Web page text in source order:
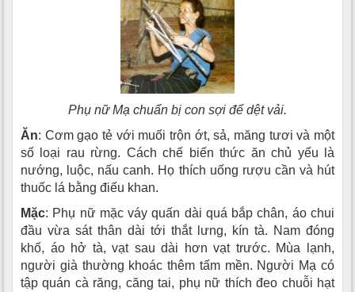
Phụ nữ Mạ chuẩn bị con sợi để dệt vải.
Ăn: Cơm gạo tẻ với muối trộn ớt, sả, măng tươi và một
số loại rau rừng. Cách chế biến thức ăn chủ yếu là
nướng, luộc, nấu canh. Họ thích uống rượu cần và hút
thuốc lá bằng điếu khan.
Mặc: Phụ nữ mặc váy quấn dài quá bắp chân, áo chui
đầu vừa sát thân dài tới thắt lưng, kín tà. Nam đóng
khố, áo hở tà, vạt sau dài hơn vạt trước. Mùa lạnh,
người già thường khoác thêm tấm mền. Người Mạ có
tập quán cà răng, căng tai, phụ nữ thích đeo chuỗi hạt